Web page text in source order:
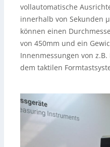
vollautomatische
innerhalb von Sekunden
können einen
von 450mm und ein
Innenmessungen von
dem taktilen